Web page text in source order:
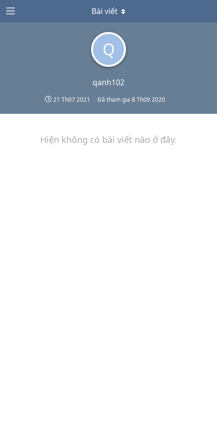
Q
qanh102
21 Th07 2021 Đã tham gia 8 Th09 2020
Bài viết
Hiện không có bài viết nào ở đây.